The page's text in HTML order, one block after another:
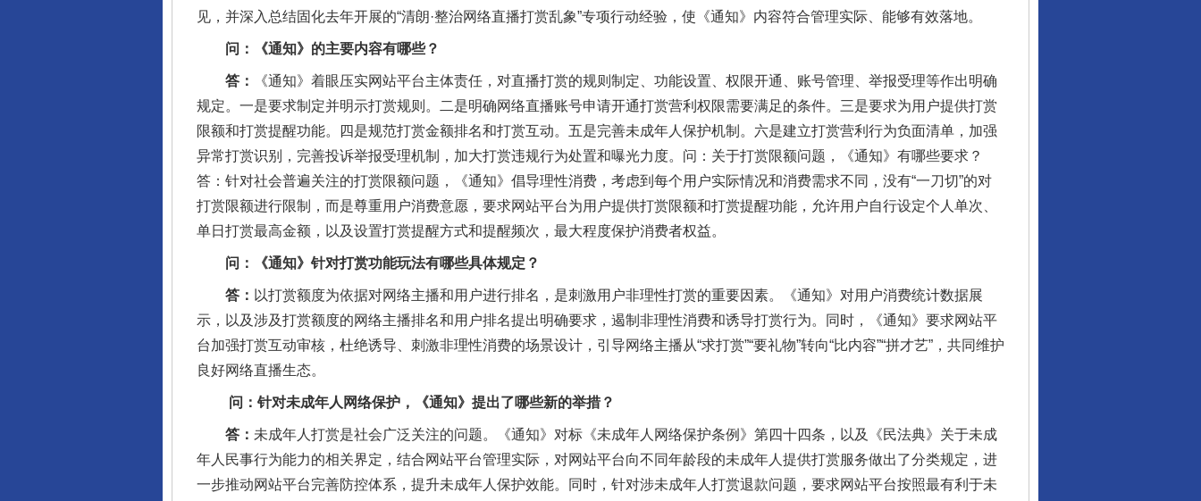
见，并深入总结固化去年开展的“清朗·整治网络直播打赏乱象”专项行动经验，使《通知》内容符合管理实际、能够有效落地。
问：《通知》的主要内容有哪些？
答：
《通知》着眼压实网站平台主体责任，对直播打赏的规则制定、功能设置、权限开通、账号管理、举报受理等作出明确
规定。一是要求制定并明示打赏规则。二是明确网络直播账号申请开通打赏营利权限需要满足的条件。三是要求为用户提供打赏
限额和打赏提醒功能。四是规范打赏金额排名和打赏互动。五是完善未成年人保护机制。六是建立打赏营利行为负面清单，加强
异常打赏识别，完善投诉举报受理机制，加大打赏违规行为处置和曝光力度。问：关于打赏限额问题，《通知》有哪些要求？
答：针对社会普遍关注的打赏限额问题，《通知》倡导理性消费，考虑到每个用户实际情况和消费需求不同，没有“一刀切”的对
打赏限额进行限制，而是尊重用户消费意愿，要求网站平台为用户提供打赏限额和打赏提醒功能，允许用户自行设定个人单次、
单日打赏最高金额，以及设置打赏提醒方式和提醒频次，最大程度保护消费者权益。
问：《通知》针对打赏功能玩法有哪些具体规定？
答： 以打赏额度为依据对网络主播和用户进行排名，是刺激用户非理性打赏的重要因素。《通知》对用户消费统计数据展
示，以及涉及打赏额度的网络主播排名和用户排名提出明确要求，遏制非理性消费和诱导打赏行为。同时，《通知》要求网站平
台加强打赏互动审核，杜绝诱导、刺激非理性消费的场景设计，引导网络主播从“求打赏”“要礼物”转向“比内容”“拼才艺”，共同维护
良好网络直播生态。
问：针对未成年人网络保护，《通知》提出了哪些新的举措？
答： 未成年人打赏是社会广泛关注的问题。《通知》对标《未成年人网络保护条例》第四十四条，以及《民法典》关于未成
年人民事行为能力的相关界定，结合网站平台管理实际，对网站平台向不同年龄段的未成年人提供打赏服务做出了分类规定，进
一步推动网站平台完善防控体系，提升未成年人保护效能。同时，针对涉未成年人打赏退款问题，要求网站平台按照最有利于未
完善运行机制助力责任有效落实 行业协会接连发公告 东山县通报“牛蛙产品抗生素超标问题”
法徽映军营 权益有保障